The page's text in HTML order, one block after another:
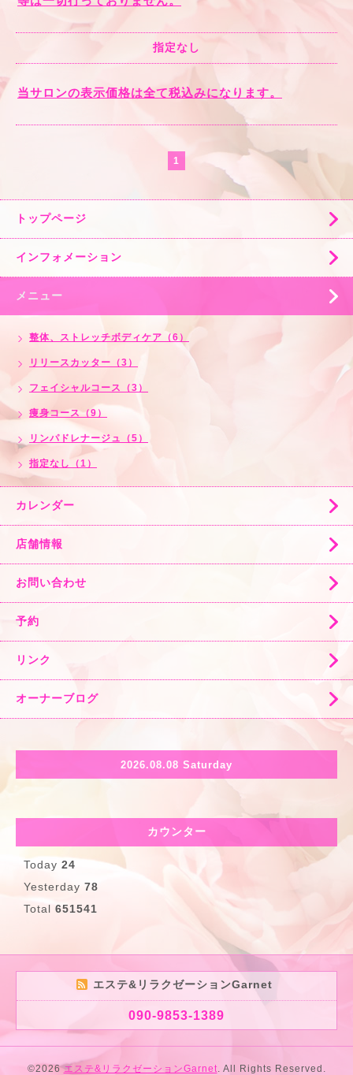
指定なし
当サロンの表示価格は全て税込みになります。
1
トップページ
インフォメーション
メニュー
整体、ストレッチボディケア（6）
リリースカッター（3）
フェイシャルコース（3）
痩身コース（9）
リンパドレナージュ（5）
指定なし（1）
カレンダー
店舗情報
お問い合わせ
予約
リンク
オーナーブログ
2026.08.08 Saturday
カウンター
Today 24
Yesterday 78
Total 651541
エステ&リラクゼーションGarnet
090-9853-1389
©2026エステ&リラクゼーションGarnet. All Rights Reserved.